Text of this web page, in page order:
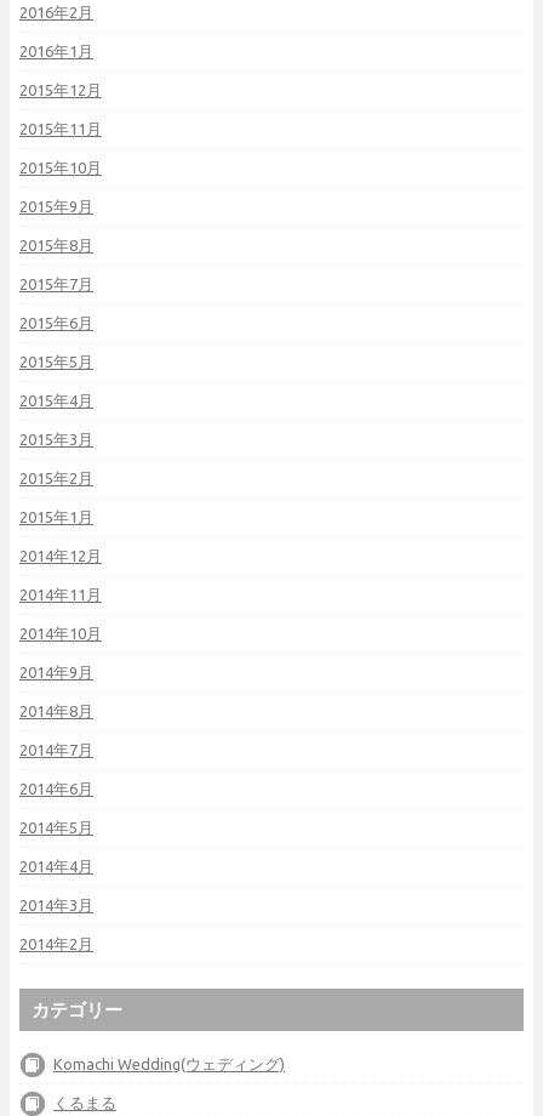
2016年2月
2016年1月
2015年12月
2015年11月
2015年10月
2015年9月
2015年8月
2015年7月
2015年6月
2015年5月
2015年4月
2015年3月
2015年2月
2015年1月
2014年12月
2014年11月
2014年10月
2014年9月
2014年8月
2014年7月
2014年6月
2014年5月
2014年4月
2014年3月
2014年2月
カテゴリー
Komachi Wedding(ウェディング)
くるまる